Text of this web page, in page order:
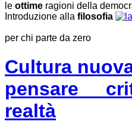
le ottime ragioni della
Introduzione alla filosofia
per chi parte da zero
Cultura
pensare
realtà